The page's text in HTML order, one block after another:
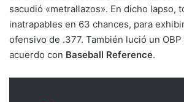
sacudió «metrallazos». En dicho lapso,
inatrapables en 63 chances, para
ofensivo de .377. También lució un
acuerdo con Baseball Reference.